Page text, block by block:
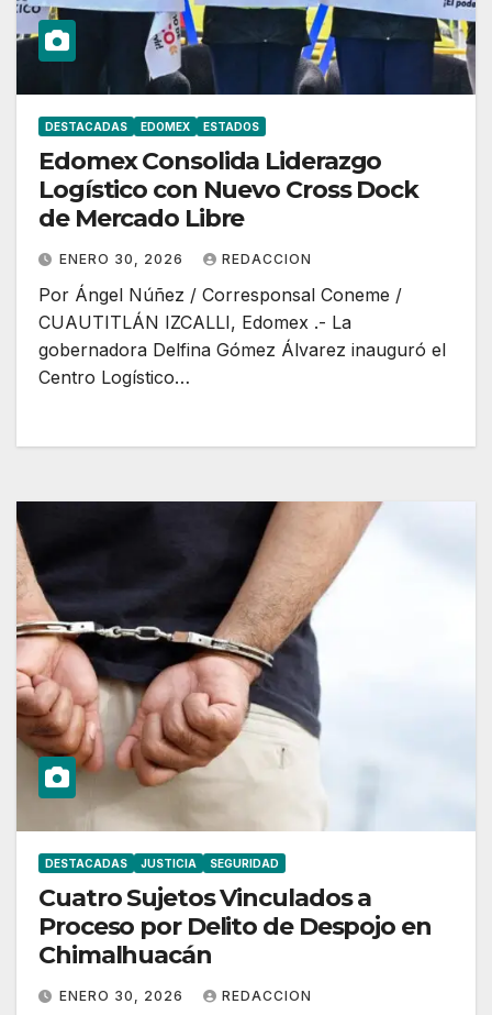
DESTACADAS EDOMEX ESTADOS
Edomex Consolida Liderazgo
Logístico con Nuevo Cross Dock
de Mercado Libre
ENERO 30, 2026 REDACCION
Por Ángel Núñez / Corresponsal Coneme /
CUAUTITLÁN IZCALLI, Edomex .- La
gobernadora Delfina Gómez Álvarez inauguró el
Centro Logístico…
DESTACADAS JUSTICIA SEGURIDAD
Cuatro Sujetos Vinculados a
Proceso por Delito de Despojo en
Chimalhuacán
ENERO 30, 2026 REDACCION